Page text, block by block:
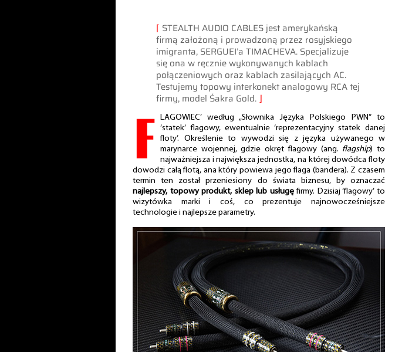
⌈ STEALTH AUDIO CABLES jest amerykańską
firmą założoną i prowadzoną przez rosyjskiego
imigranta, SERGUEI’a TIMACHEVA. Specjalizuje
się ona w ręcznie wykonywanych kablach
połączeniowych oraz kablach zasilających AC.
Testujemy topowy interkonekt analogowy RCA tej
firmy, model Śakra Gold. ⌋
F LAGOWIEC’ według „Słownika Języka Polskiego PWN” to
‘statek‘ flagowy, ewentualnie ‘reprezentacyjny statek danej
floty’. Określenie to wywodzi się z języka używanego w
marynarce wojennej, gdzie okręt flagowy (ang. flagship) to
najważniejsza i największa jednostka, na której dowódca floty
dowodzi całą flotą, ana który powiewa jego flaga (bandera). Z czasem
termin ten został przeniesiony do świata biznesu, by oznaczać
najlepszy, topowy produkt, sklep lub usługęfirmy. Dzisiaj ‘flagowy’ to
wizytówka marki i coś, co prezentuje najnowocześniejsze
technologie i najlepsze parametry.